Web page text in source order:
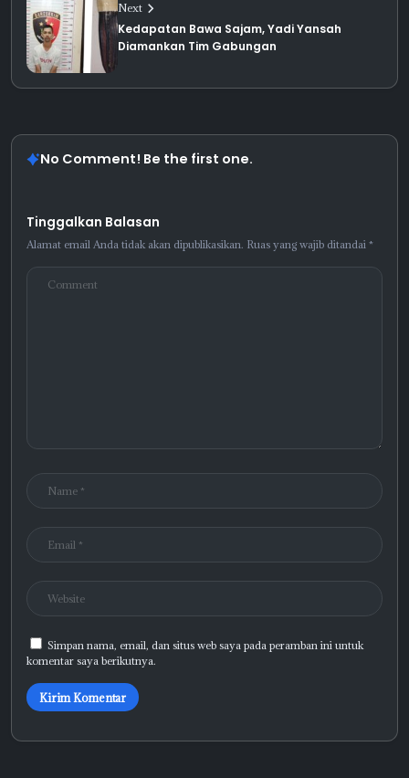
Next
Kedapatan Bawa Sajam, Yadi Yansah
Diamankan Tim Gabungan
No Comment! Be the first one.
Tinggalkan Balasan
Alamat email Anda tidak akan dipublikasikan. Ruas yang wajib ditandai *
Simpan nama, email, dan situs web saya pada peramban ini untuk
komentar saya berikutnya.